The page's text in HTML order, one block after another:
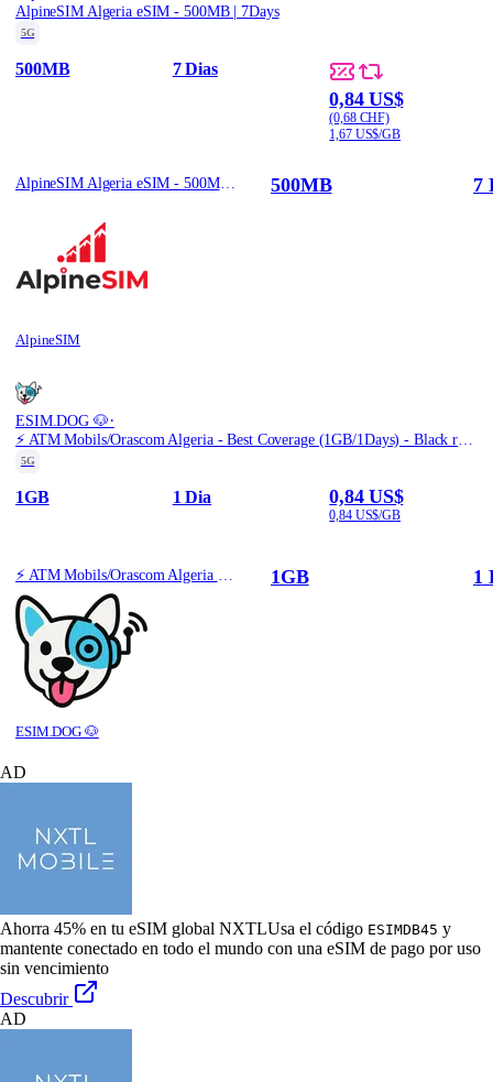
AlpineSIM Algeria eSIM - 500MB | 7Days
5G
500MB 7 Dias
0,84 US$
(0,68 CHF)
1,67 US$/GB
AlpineSIM Algeria eSIM - 500MB | 7Days
AlpineSIM
500MB 7
ESIM.DOG 🐶·
5G
1GB 1 Dia 0,84 US$
0,84 US$/GB
ESIM.DOG 🐶
1GB 1
AD
Ahorra 45% en tu eSIM global NXTLUsa el código ESIMDB45 y
mantente conectado en todo el mundo con una eSIM de pago por uso
sin vencimiento
Descubrir
AD